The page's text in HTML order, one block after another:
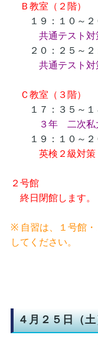
Ｂ教室（２階）
１９：１０～２
共通テスト対策
２０：２５～２
共通テスト対
Ｃ教室（３階）
１７：３５～１
３年 二次私
１９：１０～２
英検２級対策
２号館
終日閉館します。
※ 自習は、１号館・
してください。
４月２５日（